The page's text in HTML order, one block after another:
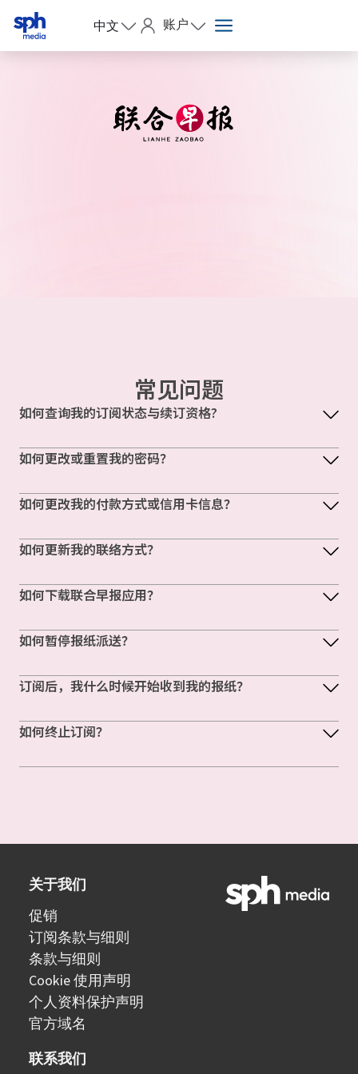
中文 账户
常见问题
如何查询我的订阅状态与续订资格?
如何更改或重置我的密码？
如何更改我的付款方式或信用卡信息？
如何更新我的联络方式？
如何下载联合早报应用？
如何暂停报纸派送？
订阅后，我什么时候开始收到我的报纸？
如何终止订阅？
关于我们
促销
订阅条款与细则
条款与细则
Cookie 使用声明
个人资料保护声明
官方域名
联系我们